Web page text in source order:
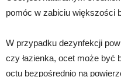
pomóc w zabiciu większości
W przypadku dezynfekcji
czy łazienka, ocet może być
octu bezpośrednio na